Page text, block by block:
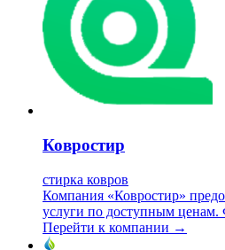
Ковростир
стирка ковров
Компания «Ковростир»
услуги по доступным ценам.
Перейти к компании →